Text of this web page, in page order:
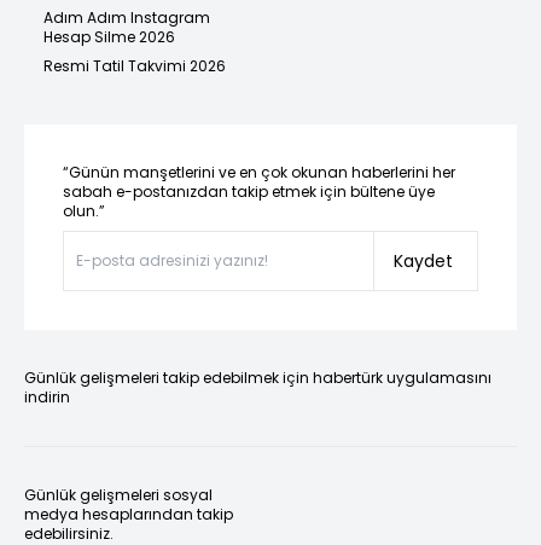
Adım Adım Instagram
Hesap Silme 2026
Resmi Tatil Takvimi 2026
“Günün manşetlerini ve en çok okunan haberlerini her
sabah e-postanızdan takip etmek için bültene üye
olun.”
Kaydet
Günlük gelişmeleri takip edebilmek için habertürk uygulamasını
indirin
Günlük gelişmeleri sosyal
medya hesaplarından takip
edebilirsiniz.